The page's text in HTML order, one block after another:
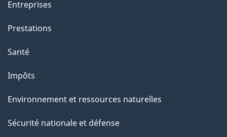
g
e
Entreprises
Prestations
Santé
Impôts
Environnement et ressources naturelles
Sécurité nationale et défense